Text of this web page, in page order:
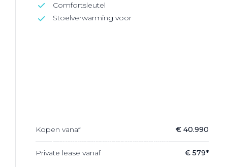
Over elektrisch rijden
Bijtelling en belastingvoordelen
Onderhoud en kosten
Comfortsleutel
Stoelverwarming voor
Kopen vanaf € 40.990
Private lease vanaf € 579*